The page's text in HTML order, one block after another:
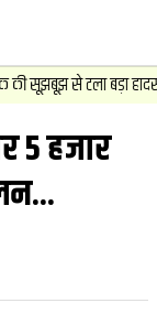
से टला बड़ा हादसा.
5 हजारऔर देखें